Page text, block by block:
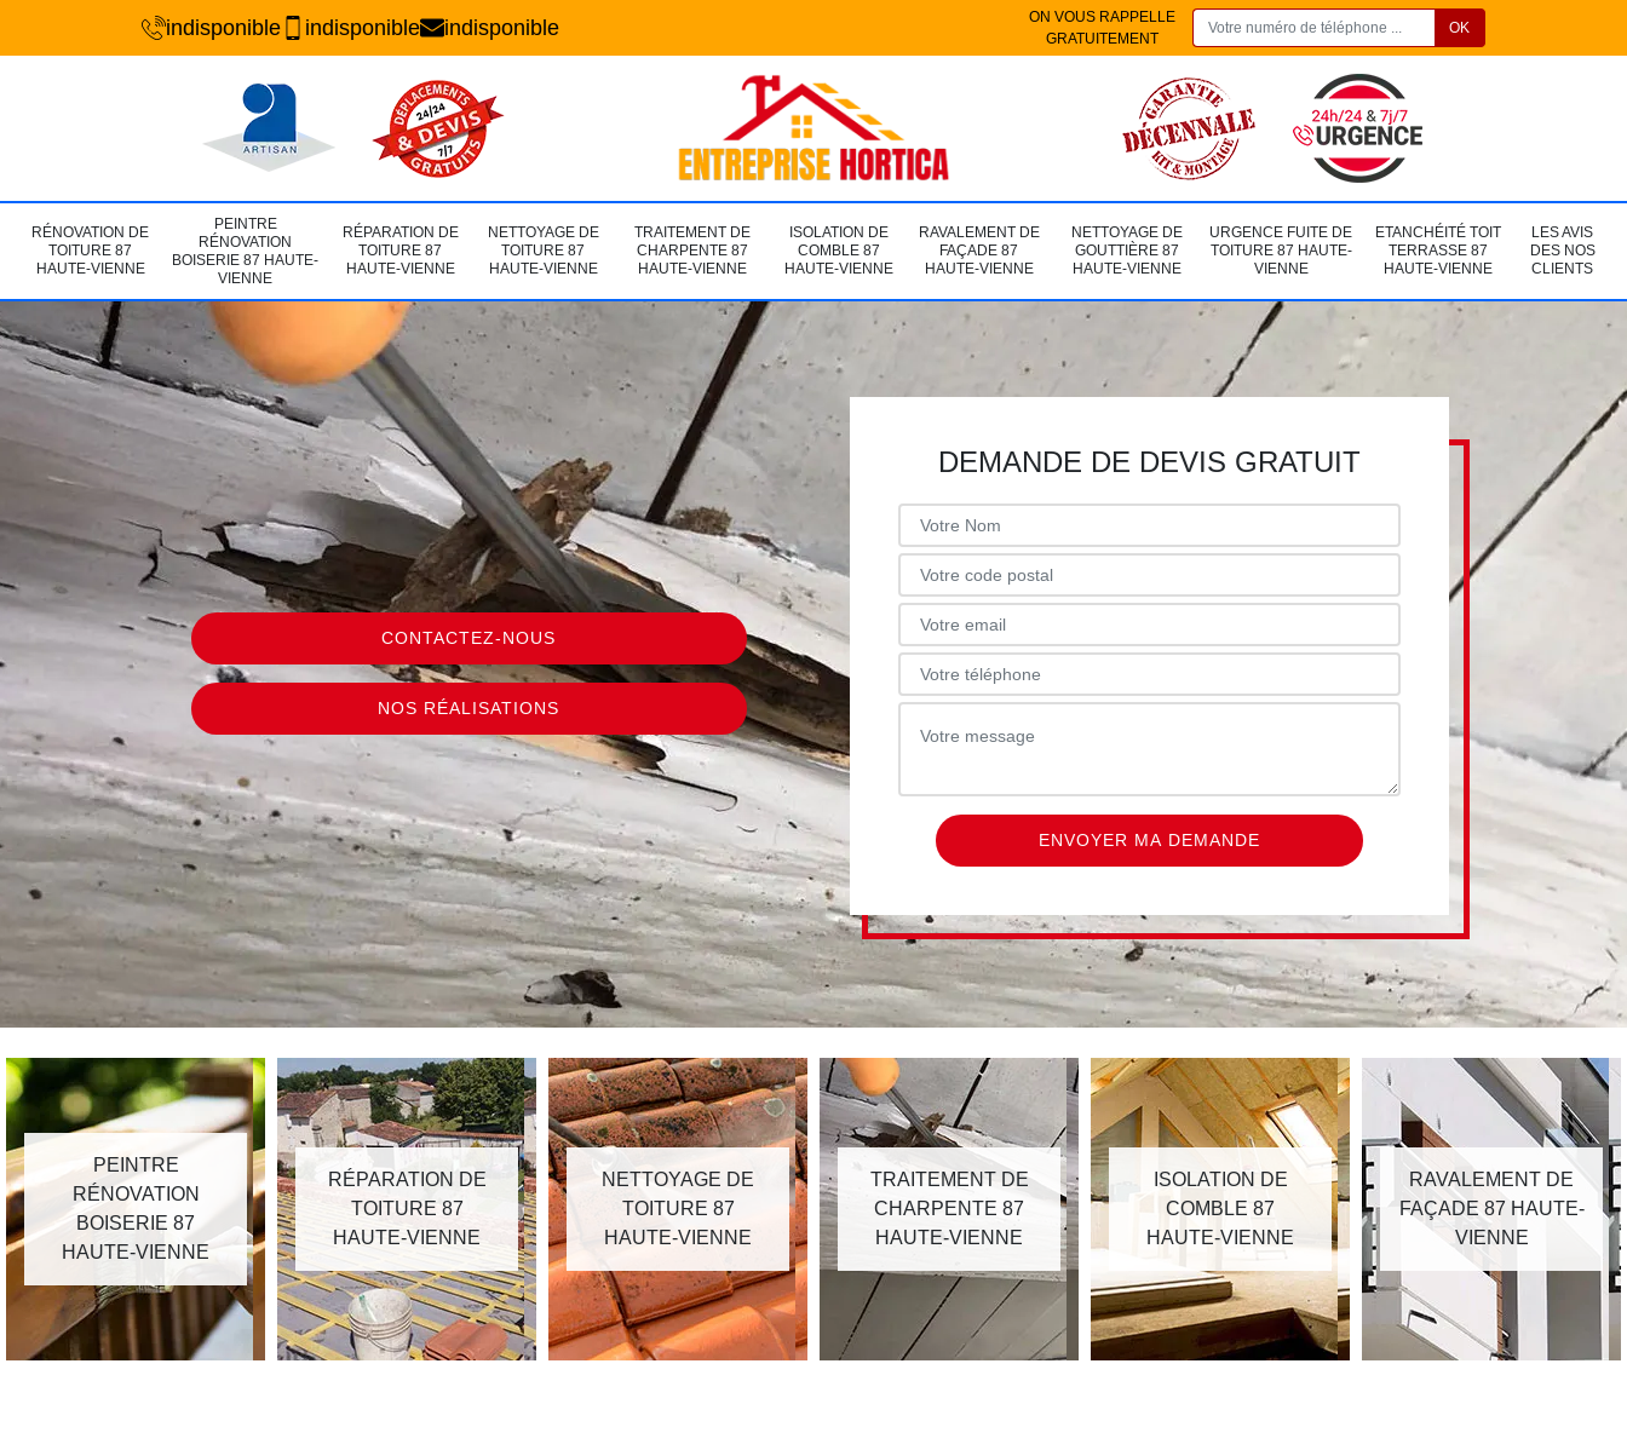
indisponible indisponible indisponible
ON VOUS RAPPELLE
GRATUITEMENT
RÉNOVATION DE
TOITURE 87
HAUTE-VIENNE
PEINTRE
RÉNOVATION
BOISERIE 87 HAUTE-
VIENNE
RÉPARATION DE
TOITURE 87
HAUTE-VIENNE
NETTOYAGE DE
TOITURE 87
HAUTE-VIENNE
TRAITEMENT DE
CHARPENTE 87
HAUTE-VIENNE
ISOLATION DE
COMBLE 87
HAUTE-VIENNE
RAVALEMENT DE
FAÇADE 87
HAUTE-VIENNE
NETTOYAGE DE
GOUTTIÈRE 87
HAUTE-VIENNE
URGENCE FUITE DE
TOITURE 87 HAUTE-
VIENNE
ETANCHÉITÉ TOIT
TERRASSE 87
HAUTE-VIENNE
LES AVIS
DES NOS
CLIENTS
CONTACTEZ-NOUS
NOS RÉALISATIONS
DEMANDE DE DEVIS GRATUIT
PEINTRE
RÉNOVATION
BOISERIE 87
HAUTE-VIENNE
RÉPARATION DE
TOITURE 87
HAUTE-VIENNE
NETTOYAGE DE
TOITURE 87
HAUTE-VIENNE
TRAITEMENT DE
CHARPENTE 87
HAUTE-VIENNE
ISOLATION DE
COMBLE 87
HAUTE-VIENNE
RAVALEMENT DE
FAÇADE 87 HAUTE-
VIENNE